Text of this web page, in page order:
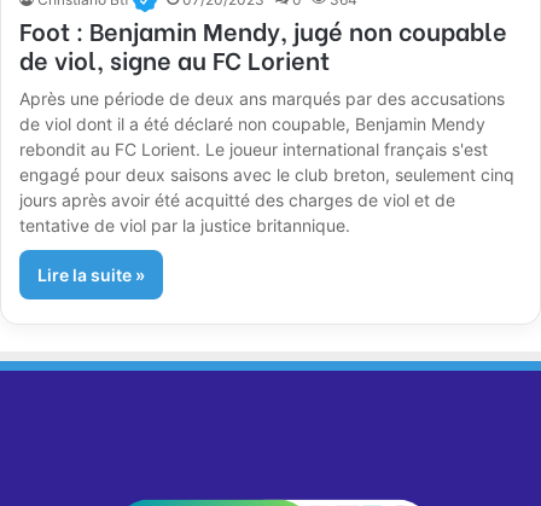
Foot : Benjamin Mendy, jugé non coupable
de viol, signe au FC Lorient
Après une période de deux ans marqués par des accusations
de viol dont il a été déclaré non coupable, Benjamin Mendy
rebondit au FC Lorient. Le joueur international français s'est
engagé pour deux saisons avec le club breton, seulement cinq
jours après avoir été acquitté des charges de viol et de
tentative de viol par la justice britannique.
Lire la suite »